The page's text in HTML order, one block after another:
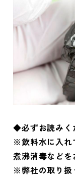
◆必ずお読み
※飲料水に入れ
煮沸消毒などを
※弊社の取り扱